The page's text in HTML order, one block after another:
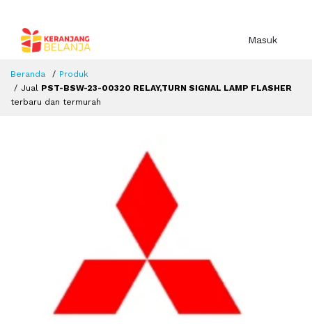
Masuk
Beranda
Produk
Jual PST-BSW-23-00320 RELAY,TURN SIGNAL LAMP FLASHER
terbaru dan termurah